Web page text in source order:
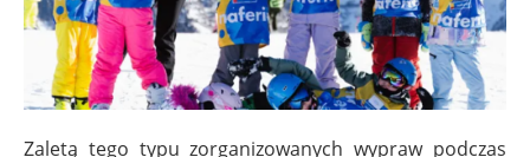
Zaletą tego typu zorganizowanych wypraw podczas